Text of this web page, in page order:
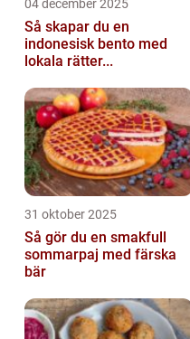
04 december 2025
Så skapar du en
indonesisk bento med
lokala rätter...
31 oktober 2025
Så gör du en smakfull
sommarpaj med färska
bär